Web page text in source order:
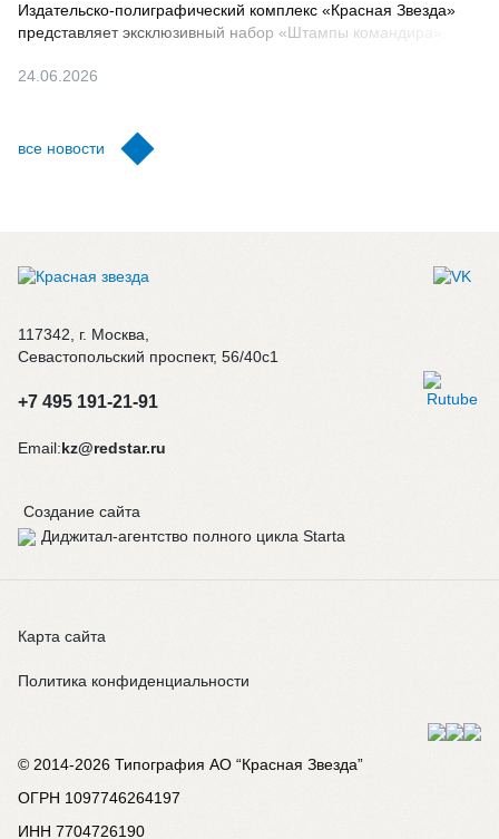
все новости
Издательско-полиграфический комплекс «Красная Звезда»
представляет эксклюзивный набор «Штампы командира».
24.06.2026
117342, г. Москва,
Севастопольский проспект, 56/40с1
+7 495 191-21-91
Email:kz@redstar.ru
Создание сайта
© 2014-2026 Типография АО “Красная Звезда”
ОГРН 1097746264197
ИНН 7704726190
Карта сайта
Политика конфиденциальности